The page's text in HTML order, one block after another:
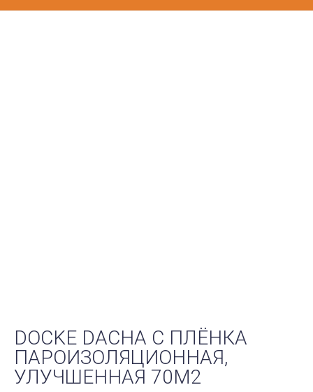
DOCKE DACHA C ПЛЁНКА
ПАРОИЗОЛЯЦИОННАЯ,
УЛУЧШЕННАЯ 70М2